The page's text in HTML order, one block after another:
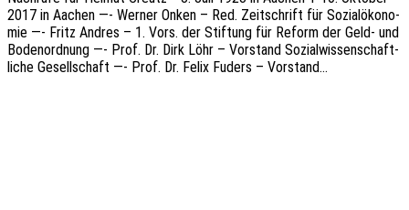
2017 in Aachen —- Werner Onken – Red. Zeit­schrift für Sozi­al­öko­no­
mie —- Fritz Andres – 1. Vors. der Stif­tung für Reform der Geld- und
Boden­ord­nung —- Prof. Dr. Dirk Löhr – Vorstand Sozi­al­wis­sen­schaft­
li­che Gesell­schaft —- Prof. Dr. Felix Fuders – Vorstand…